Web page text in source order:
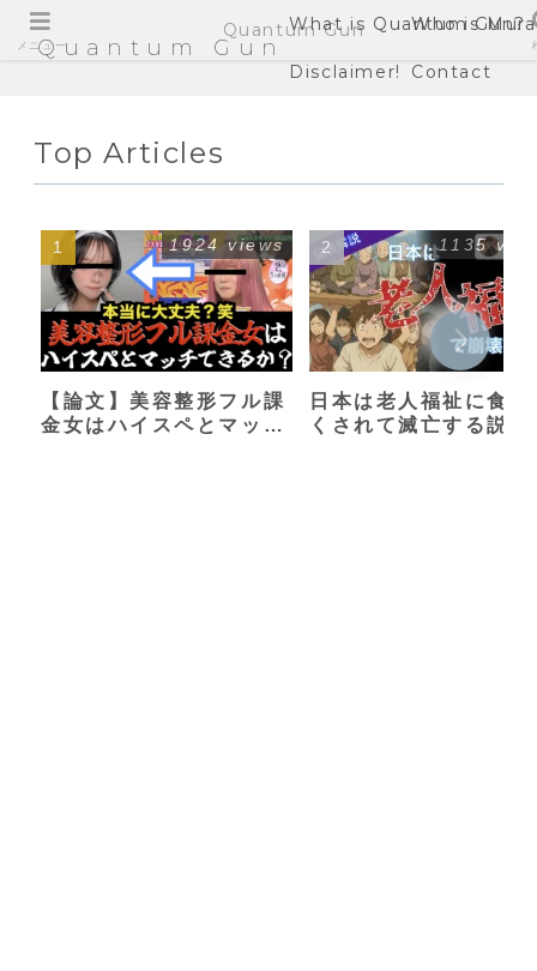
Quantum Gun
What is Quantum Gun?
Who is
Disclaimer! Contact
Top Articles
【論文】美容整形フル課
金女はハイスペとマッチ
1924 views
日本は老人福祉に食い
くされて滅亡する説
1135
メニュー
Quantum Gun